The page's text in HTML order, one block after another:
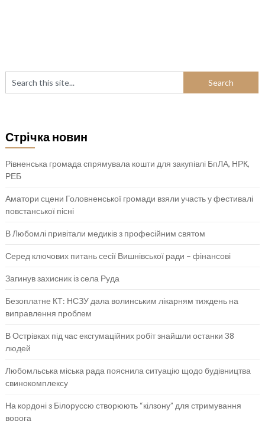
Стрічка новин
Рівненська громада спрямувала кошти для закупівлі БпЛА, НРК,
РЕБ
Аматори сцени Головненської громади взяли участь у фестивалі
повстанської пісні
В Любомлі привітали медиків з професійним святом
Серед ключових питань сесії Вишнівської ради – фінансові
Загинув захисник із села Руда
Безоплатне КТ: НСЗУ дала волинським лікарням тиждень на
виправлення проблем
В Острівках під час ексгумаційних робіт знайшли останки 38
людей
Любомльська міська рада пояснила ситуацію щодо будівництва
свинокомплексу
На кордоні з Білоруссю створюють “кілзону” для стримування
ворога